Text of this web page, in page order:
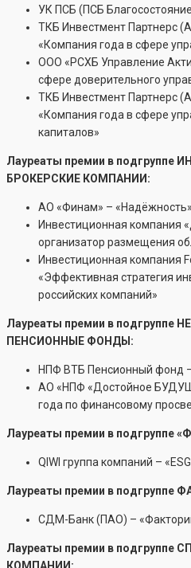
УК ПСБ (ПСБ
ТКБ Инвестмент Партнерс
«Компания года в сфере
ООО «РСХБ Управление
сфере доверительного
ТКБ Инвестмент Партнерс
«Компания года в сфере
капиталов»
Лауреаты премии в подгруппе
БРОКЕРСКИЕ КОМПАНИИ:
АО «Финам» – «Надёжность»
Инвестиционная компания
организатор размещения
Инвестиционная компания
«Эффективная стратегия
российских компаний»
Лауреаты премии в подгруппе
ПЕНСИОННЫЕ ФОНДЫ:
НПФ ВТБ Пенсионный фонд
АО «НПФ «Достойное
года по финансовому
Лауреаты премии в подгруппе
QIWI группа компаний –
Лауреаты премии в
СДМ-Банк (ПАО) –
Лауреаты премии в